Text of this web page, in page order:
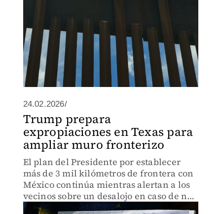
24.02.2026/
Trump prepara
expropiaciones en Texas para
ampliar muro fronterizo
El plan del Presidente por establecer
más de 3 mil kilómetros de frontera con
México continúa mientras alertan a los
vecinos sobre un desalojo en caso de no
cooperar.